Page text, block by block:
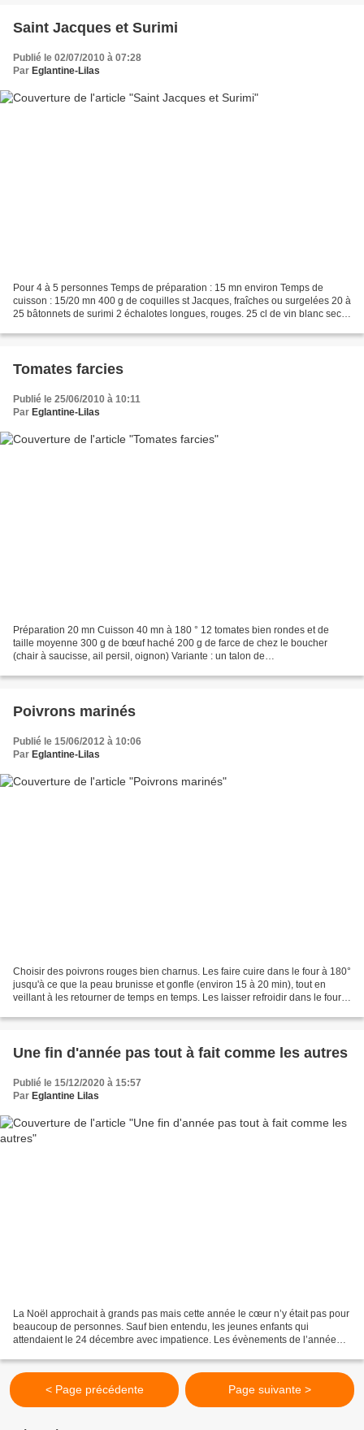
Saint Jacques et Surimi
Publié le 02/07/2010 à 07:28
Par Eglantine-Lilas
Pour 4 à 5 personnes Temps de préparation : 15 mn environ Temps de
cuisson : 15/20 mn 400 g de coquilles st Jacques, fraîches ou surgelées 20 à
25 bâtonnets de surimi 2 échalotes longues, rouges. 25 cl de vin blanc sec
Tomates farcies
Publié le 25/06/2010 à 10:11
Par Eglantine-Lilas
Préparation 20 mn Cuisson 40 mn à 180 ° 12 tomates bien rondes et de
taille moyenne 300 g de bœuf haché 200 g de farce de chez le boucher
(chair à saucisse, ail persil, oignon) Variante : un talon de
Poivrons marinés
Publié le 15/06/2012 à 10:06
Par Eglantine-Lilas
Choisir des poivrons rouges bien charnus. Les faire cuire dans le four à 180°
jusqu'à ce que la peau brunisse et gonfle (environ 15 à 20 min), tout en
veillant à les retourner de temps en temps. Les laisser refroidir dans le four.
Une fin d'année pas tout à fait comme les autres
Publié le 15/12/2020 à 15:57
Par Eglantine Lilas
La Noël approchait à grands pas mais cette année le cœur n’y était pas pour
beaucoup de personnes. Sauf bien entendu, les jeunes enfants qui
attendaient le 24 décembre avec impatience. Les évènements de l’année
< Page précédente Page suivante >